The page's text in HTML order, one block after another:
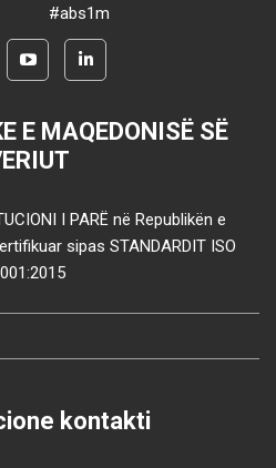
#abs1m
E MAQEDONISË SË
I PARË në Republikën e
sipas STANDARDIT ISO
kontakti